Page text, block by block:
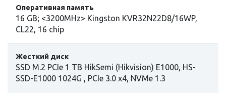
Оперативная память
16 GB; <3200MHz> Kingston KVR32N22D8/16WP,
CL22, 16 chip
Жесткий диск
SSD M.2 PCIe 1 TB HikSemi (Hikvision) E1000, HS-
SSD-E1000 1024G , PCIe 3.0 x4, NVMe 1.3